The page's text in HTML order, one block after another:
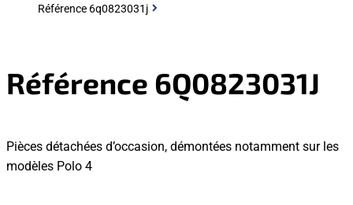
Référence 6q0823031j
Référence 6Q0823031J
Pièces détachées d’occasion, démontées notamment sur les
modèles Polo 4